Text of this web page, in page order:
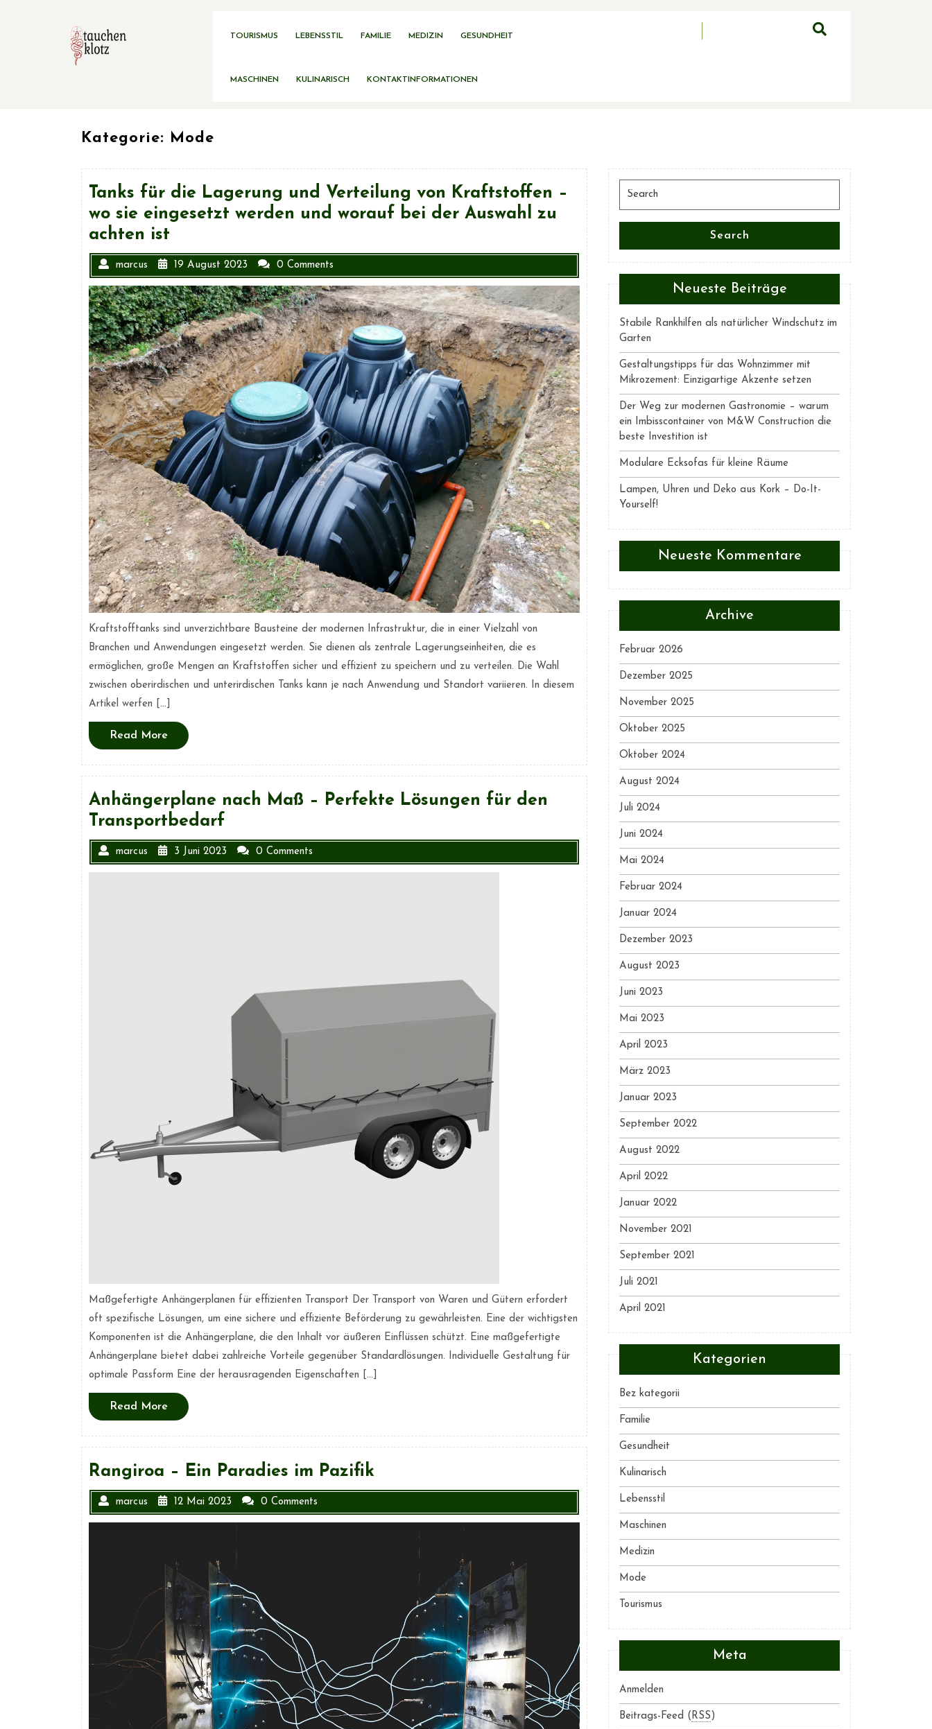
TOURISMUS LEBENSSTIL FAMILIE MEDIZIN GESUNDHEIT
MASCHINEN KULINARISCH KONTAKTINFORMATIONEN
Kategorie: Mode
Tanks für die Lagerung und Verteilung von Kraftstoffen –
wo sie eingesetzt werden und worauf bei der Auswahl zu
achten ist
marcus 19 August 2023 0 Comments
Kraftstofftanks sind unverzichtbare Bausteine der modernen Infrastruktur, die in einer Vielzahl von
Branchen und Anwendungen eingesetzt werden. Sie dienen als zentrale Lagerungseinheiten, die es
ermöglichen, große Mengen an Kraftstoffen sicher und effizient zu speichern und zu verteilen. Die Wahl
zwischen oberirdischen und unterirdischen Tanks kann je nach Anwendung und Standort variieren. In diesem
Artikel werfen […]
Read MoreRead
More
Anhängerplane nach Maß – Perfekte Lösungen für den
Transportbedarf
marcus 3 Juni 2023 0 Comments
Maßgefertigte Anhängerplanen für effizienten Transport Der Transport von Waren und Gütern erfordert
oft spezifische Lösungen, um eine sichere und effiziente Beförderung zu gewährleisten. Eine der wichtigsten
Komponenten ist die Anhängerplane, die den Inhalt vor äußeren Einflüssen schützt. Eine maßgefertigte
Anhängerplane bietet dabei zahlreiche Vorteile gegenüber Standardlösungen. Individuelle Gestaltung für
optimale Passform Eine der herausragenden Eigenschaften […]
Read MoreRead
More
Rangiroa – Ein Paradies im Pazifik
marcus 12 Mai 2023 0 Comments
Search
Neueste Beiträge
Stabile Rankhilfen als natürlicher Windschutz im
Garten
Gestaltungstipps für das Wohnzimmer mit
Mikrozement: Einzigartige Akzente setzen
Der Weg zur modernen Gastronomie – warum
ein Imbisscontainer von M&W Construction die
beste Investition ist
Modulare Ecksofas für kleine Räume
Lampen, Uhren und Deko aus Kork – Do-It-
Yourself!
Neueste Kommentare
Archive
Februar 2026
Dezember 2025
November 2025
Oktober 2025
Oktober 2024
August 2024
Juli 2024
Juni 2024
Mai 2024
Februar 2024
Januar 2024
Dezember 2023
August 2023
Juni 2023
Mai 2023
April 2023
März 2023
Januar 2023
September 2022
August 2022
April 2022
Januar 2022
November 2021
September 2021
Juli 2021
April 2021
Kategorien
Bez kategorii
Familie
Gesundheit
Kulinarisch
Lebensstil
Maschinen
Medizin
Mode
Tourismus
Meta
Anmelden
Beitrags-Feed (RSS )